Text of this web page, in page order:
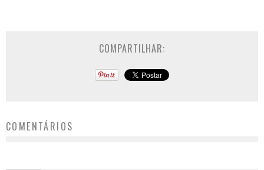
COMPARTILHAR:
COMENTÁRIOS